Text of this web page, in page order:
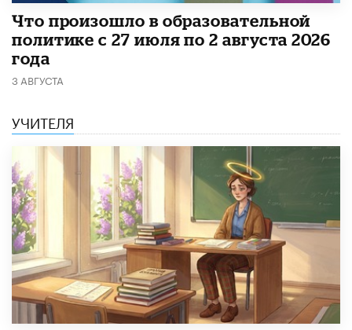
​Что произошло в образовательной
политике с 27 июля по 2 августа 2026
года
3 АВГУСТА
УЧИТЕЛЯ